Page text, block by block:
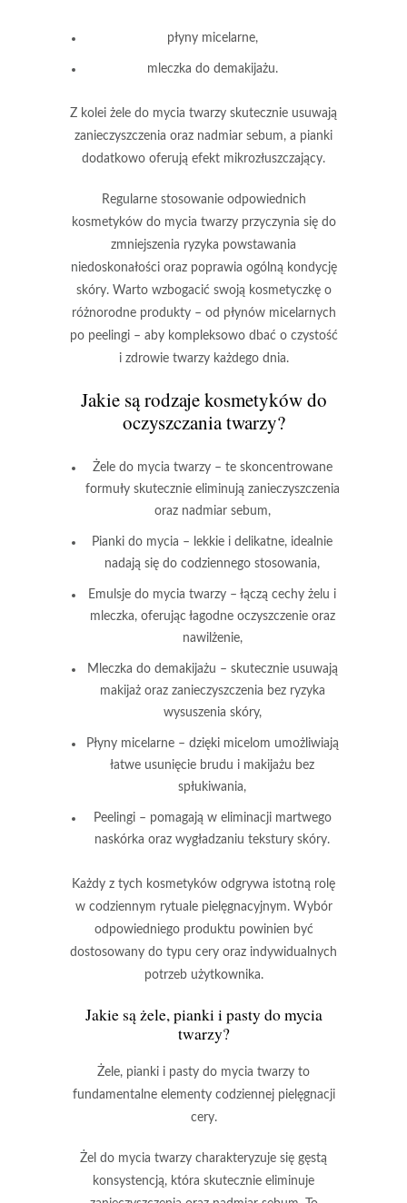
płyny micelarne,
mleczka do demakijażu.
Z kolei żele do mycia twarzy skutecznie usuwają
zanieczyszczenia oraz nadmiar sebum, a pianki
dodatkowo oferują efekt mikrozłuszczający.
Regularne stosowanie odpowiednich
kosmetyków do mycia twarzyprzyczynia się do
zmniejszenia ryzyka powstawania
niedoskonałości oraz poprawia ogólną kondycję
skóry. Warto wzbogacić swoją kosmetyczkę o
różnorodne produkty – od płynów micelarnych
po peelingi – aby kompleksowo dbać o czystość
i zdrowie twarzy każdego dnia.
Jakie są rodzaje kosmetyków do
oczyszczania twarzy?
Żele do mycia twarzy– te skoncentrowane
formuły skutecznie eliminują zanieczyszczenia
oraz nadmiar sebum,
Pianki do mycia – lekkie i delikatne, idealnie
nadają się do codziennego stosowania,
Emulsje do mycia twarzy – łączą cechy żelu i
mleczka, oferując łagodne oczyszczenie oraz
nawilżenie,
Mleczka do demakijażu – skutecznie usuwają
makijaż oraz zanieczyszczenia bez ryzyka
wysuszenia skóry,
Płyny micelarne– dzięki micelom umożliwiają
łatwe usunięcie brudu i makijażu bez
spłukiwania,
Peelingi– pomagają w eliminacji martwego
naskórka oraz wygładzaniu tekstury skóry.
Każdy z tych kosmetyków odgrywa istotną rolę
w codziennym rytuale pielęgnacyjnym.Wybór
odpowiedniego produktu powinien być
dostosowany do typu cery oraz indywidualnych
potrzeb użytkownika.
Jakie są żele, pianki i pasty do mycia
twarzy?
Żele, pianki i pasty do mycia twarzy to
fundamentalne elementy codziennej pielęgnacji
cery.
Żel do mycia twarzy charakteryzuje się gęstą
konsystencją, która skutecznie eliminuje